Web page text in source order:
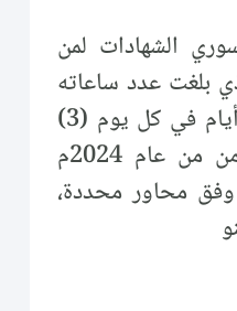
الشهادات لمن
بلغت عدد ساعاته
(18) موزعة على( 5 )أيام في كل يوم (3)
ساعات من الشهر الثامن من عام 2024م
وفق محاور محددة،